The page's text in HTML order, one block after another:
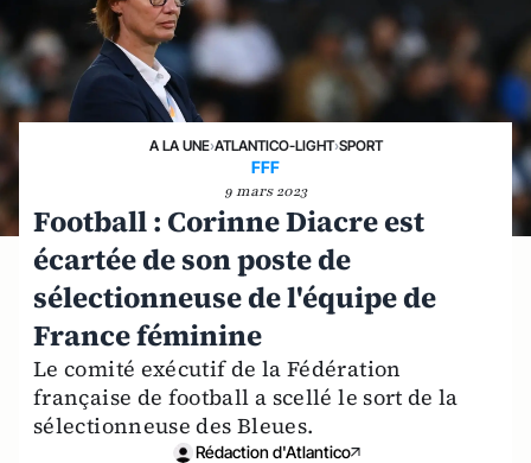
A LA UNE›ATLANTICO-LIGHT›SPORT
FFF
9 mars 2023
Football : Corinne Diacre est
écartée de son poste de
sélectionneuse de l'équipe de
France féminine
Le comité exécutif de la Fédération
française de football a scellé le sort de la
sélectionneuse des Bleues.
Rédaction d'Atlantico